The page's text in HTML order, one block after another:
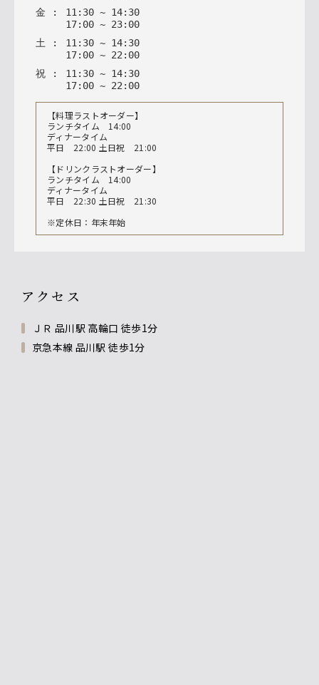
金 : 11 : 30 ~ 14: 30
17: 00 ~ 23: 00
土 : 11 : 30 ~ 14: 30
17: 00 ~ 22 : 00
祝 : 11 : 30 ~ 14: 30
17: 00 ~ 22 : 00
【料理ラストオーダー】
ランチタイム 14:00
ディナータイム
平日 22:00 土日祝 21:00
【ドリンクラストオーダー】
ランチタイム 14:00
ディナータイム
平日 22:30 土日祝 21:30
※定休日：年末年始
アクセス
ＪＲ 品川駅 高輪口 徒歩1分
京急本線 品川駅 徒歩1分